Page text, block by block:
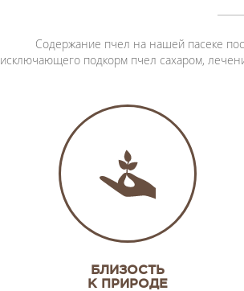
Содержание пчел на нашей пасеке
исключающего подкорм пчел сахаром,
БЛИЗОСТЬ
К ПРИРОДЕ